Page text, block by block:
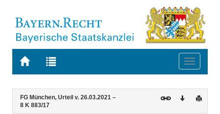
Zur
BAYERN.RECHT
Zur
letzten
Suche
Toggle
Navigation
Inhalt
FG München, Urteil v. 26.03.2021 –
8 K 883/17
Download